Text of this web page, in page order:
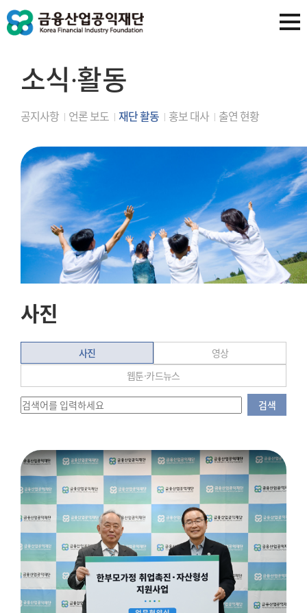
소식∙활동
공지사항 언론 보도 재단 활동 홍보 대사 출연 현황
사진
사진
영상
웹툰·카드뉴스
검색